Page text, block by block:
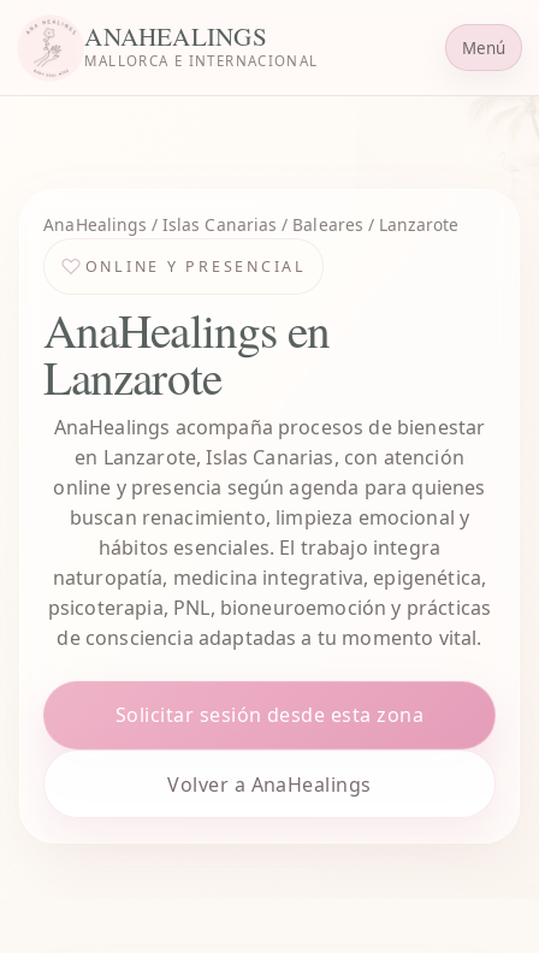
ANAHEALINGS
MALLORCA E INTERNACIONAL
Menú
AnaHealings / Islas Canarias / Baleares / Lanzarote
ONLINE Y PRESENCIAL
AnaHealings en
Lanzarote
AnaHealings acompaña procesos de bienestar
en Lanzarote, Islas Canarias, con atención
online y presencia según agenda para quienes
buscan renacimiento, limpieza emocional y
hábitos esenciales. El trabajo integra
naturopatía, medicina integrativa, epigenética,
psicoterapia, PNL, bioneuroemoción y prácticas
de consciencia adaptadas a tu momento vital.
Solicitar sesión desde esta zona
Volver a AnaHealings